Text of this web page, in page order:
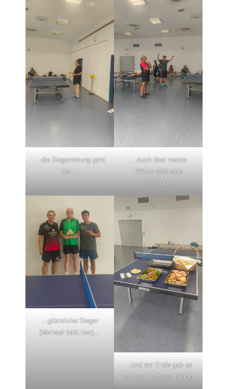
…die Siegerehrung geht
los…
…auch über zweite
Plätze wird sich
gefreut…
…glückliche Sieger
(Michael fehlt hier)…
…und am Ende gab es
noch ein deftiges Mittag.